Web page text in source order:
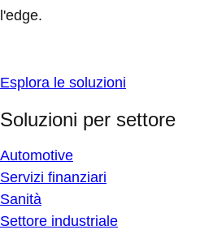
l'edge.
Esplora le soluzioni
Soluzioni per settore
Automotive
Servizi finanziari
Sanità
Settore industriale